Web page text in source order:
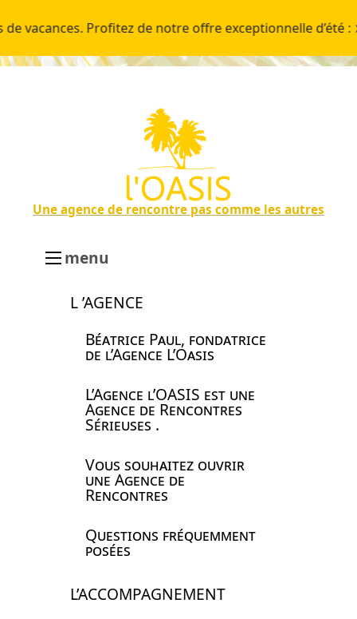
Profitez de notre offre exceptionnelle d’été :➤
Une agence de rencontre pas comme les autres
menu
L ’AGENCE
Béatrice Paul, fondatrice
de l’Agence L’Oasis
L’Agence l’OASIS est une
Agence de Rencontres
Sérieuses .
Vous souhaitez ouvrir
une Agence de
Rencontres
Questions fréquemment
posées
L’ACCOMPAGNEMENT